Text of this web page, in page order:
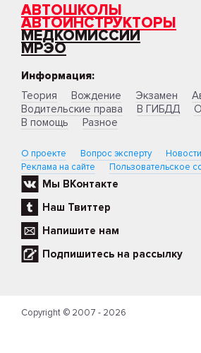
АВТОШКОЛЫ
АВТОИНСТРУКТОРЫ
МЕДКОМИССИИ
МРЭО
Информация:
Теория
Вождение Экзамен
Водительские права
В ГИБДД
В помощь
Разное
О проекте Вопрос эксперту Новости
Реклама на сайте
Пользовательское
Мы ВКонтакте
Наш Твиттер
Напишите нам
Подпишитесь на рассылку
Copyright © 2007 - 2026